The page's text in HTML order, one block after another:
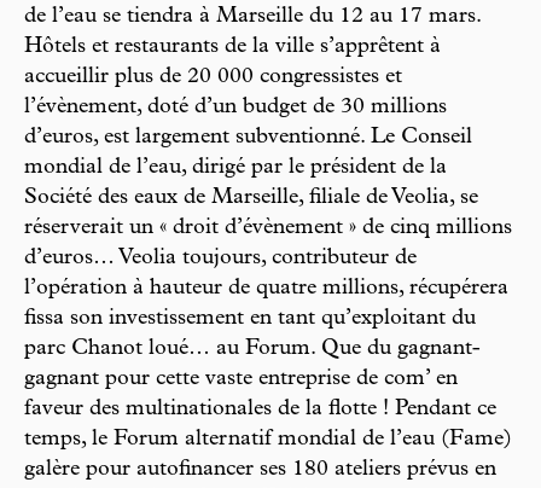
de l’eau se tiendra à Marseille du 12 au 17 mars.
Hôtels et restaurants de la ville s’apprêtent à
accueillir plus de 20 000 congressistes et
l’évènement, doté d’un budget de 30 millions
d’euros, est largement subventionné. Le Conseil
mondial de l’eau, dirigé par le président de la
Société des eaux de Marseille, filiale de Veolia, se
réserverait un « droit d’évènement » de cinq millions
d’euros… Veolia toujours, contributeur de
l’opération à hauteur de quatre millions, récupérera
fissa son investissement en tant qu’exploitant du
parc Chanot loué… au Forum. Que du gagnant-
gagnant pour cette vaste entreprise de com’ en
faveur des multinationales de la flotte ! Pendant ce
temps, le Forum alternatif mondial de l’eau (Fame)
galère pour autofinancer ses 180 ateliers prévus en